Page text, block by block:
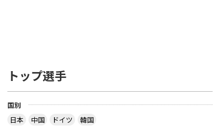
レードの厚さで 85% は天然木材でなくてはならな
い とすると、接着層の厚さは ３枚合板で 15 / 2 ＝
7.5% 以下 ５枚合板で 15 / 4 ＝ 3.75% 以下 ７枚合
なら接着層 15% もありえますね 【質問】 （１）卓
トップ選手
国別
日本
中国 ドイツ
韓国